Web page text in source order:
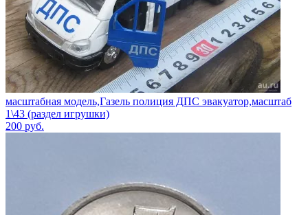
масштабная модель,Газель полиция ДПС эвакуатор,масштаб
1\43 (раздел игрушки)
200 руб.